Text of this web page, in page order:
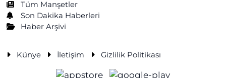
Tüm Manşetler
Son Dakika Haberleri
Haber Arşivi
Künye İletişim Gizlilik Politikası